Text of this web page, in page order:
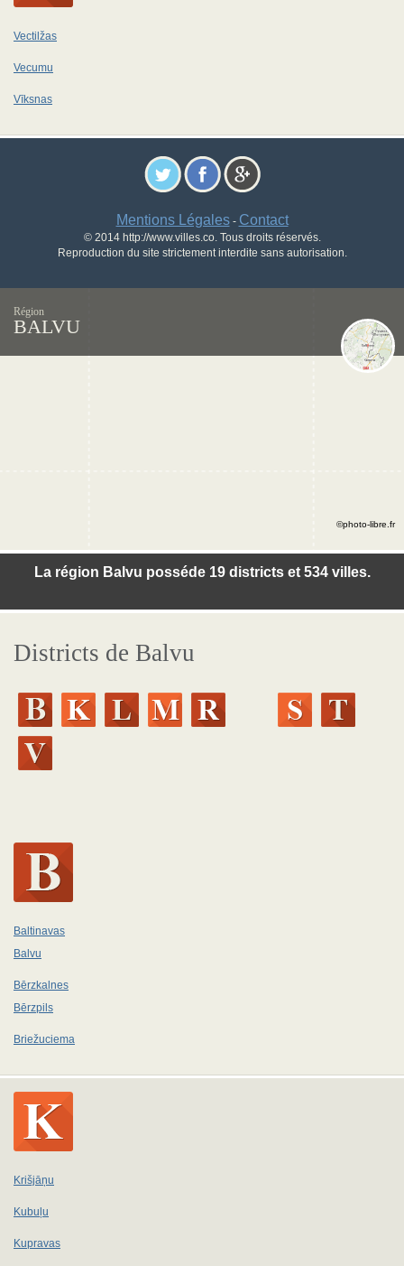
Vectilžas
Vecumu
Vīksnas
Mentions Légales- Contact
© 2014 http://www.villes.co. Tous droits réservés.
Reproduction du site strictement interdite sans autorisation.
Région
BALVU
La région Balvu posséde 19 districts et 534 villes.
©photo-libre.fr
Districts de Balvu
Baltinavas
Balvu
Bērzkalnes
Bērzpils
Briežuciema
Krišjāņu
Kubuļu
Kupravas